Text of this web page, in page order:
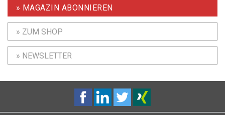
» MAGAZIN ABONNIEREN
» ZUM SHOP
» NEWSLETTER